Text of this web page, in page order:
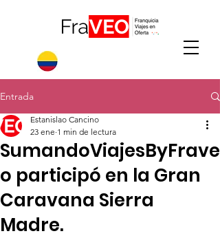
Entrada
SumandoViajesByFrave
o participó en la Gran
Caravana Sierra
Madre.
Estanislao Cancino
23 ene 1 min de lectura